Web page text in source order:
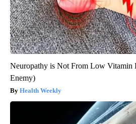
Neuropathy is Not From Low Vitamin
Enemy)
Health Weekly